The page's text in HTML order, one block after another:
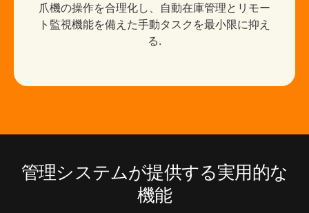
爪機の操作を合理化し、自動在庫管理とリモー
ト監視機能を備えた手動タスクを最小限に抑え
る.
管理システムが提供する実用的な
機能